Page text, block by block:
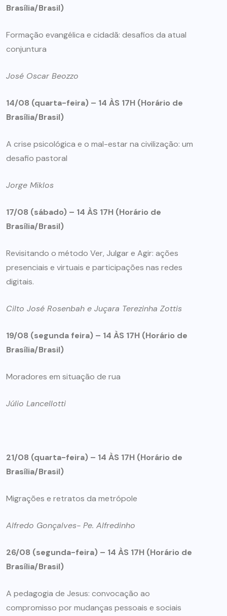
Brasília/Brasil)
Formação evangélica e cidadã: desafios da atual
conjuntura
José Oscar Beozzo
14/08 (quarta-feira) – 14 ÀS 17H (Horário de
Brasília/Brasil)
A crise psicológica e o mal-estar na civilização: um
desafio pastoral
Jorge Miklos
17/08 (sábado) – 14 ÀS 17H (Horário de
Brasília/Brasil)
Revisitando o método Ver, Julgar e Agir: ações
presenciais e virtuais e participações nas redes
digitais.
Cilto José Rosenbah e Juçara Terezinha Zottis
19/08 (segunda feira) – 14 ÀS 17H (Horário de
Brasília/Brasil)
Moradores em situação de rua
Júlio Lancellotti
21/08 (quarta-feira) – 14 ÀS 17H (Horário de
Brasília/Brasil)
Migrações e retratos da metrópole
Alfredo Gonçalves- Pe. Alfredinho
26/08 (segunda-feira) – 14 ÀS 17H (Horário de
Brasília/Brasil)
A pedagogia de Jesus: convocação ao
compromisso por mudanças pessoais e sociais